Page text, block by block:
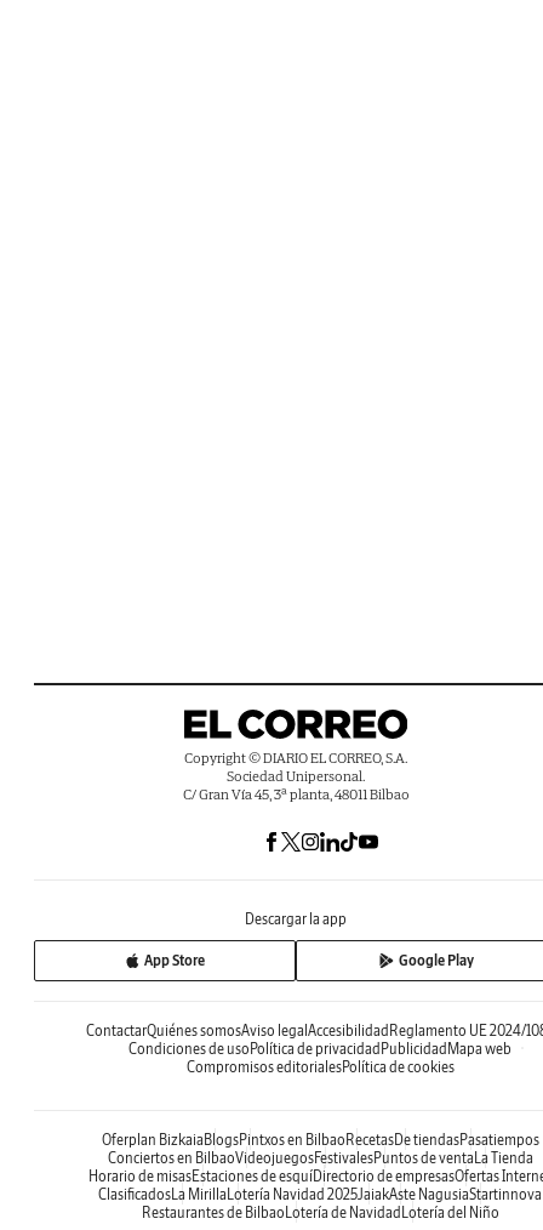
Copyright © DIARIO EL CORREO, S.A.
Sociedad Unipersonal.
C/ Gran Vía 45, 3ª planta, 48011 Bilbao
Descargar la app
App Store Google Play
ContactarQuiénes somosAviso legalAccesibilidadReglamento UE 2024/
Condiciones de usoPolítica de privacidadPublicidadMapa web
Compromisos editorialesPolítica de cookies
Oferplan BizkaiaBlogsPintxos en BilbaoRecetasDe tiendasPasatiempos
Conciertos en BilbaoVideojuegosFestivalesPuntos de ventaLa Tienda
Horario de misasEstaciones de esquíDirectorio de empresasOfertas
ClasificadosLa MirillaLotería Navidad 2025JaiakAste NagusiaStartinnova
Restaurantes de BilbaoLotería de NavidadLotería del Niño